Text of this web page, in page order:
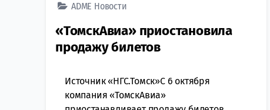
ADME Новости
«ТомскАвиа» приостановила
продажу билетов
Источник «НГС.Томск»С 6 октября
компания «ТомскАвиа»